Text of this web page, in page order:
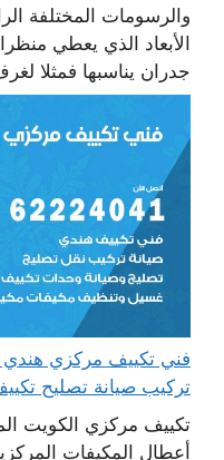
والرسومات المختلفة
الأبعاد الذي يعطي
جدران يناسبها فمثلا
تركيب صيانة تصليح
تكييف مركزي الكويت
أعطال المكيفات